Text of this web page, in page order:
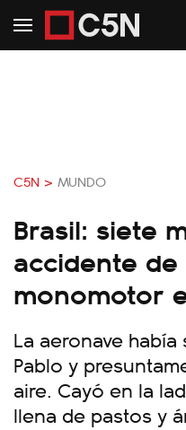
C5N > MUNDO
Brasil: siete
accidente
monomotor
La aeronave
Pablo y
aire. Cayó en la
llena de pastos y